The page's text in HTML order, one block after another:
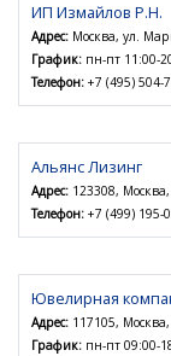
ИП Измайлов Р.Н.
Адрес: Москва, ул.
График: пн-пт 11:00-
Телефон: +7 (495) 504-
Альянс Лизинг
Адрес: 123308,
Телефон: +7 (499) 195-
Ювелирная
Адрес: 117105,
График: пн-пт 09:00-